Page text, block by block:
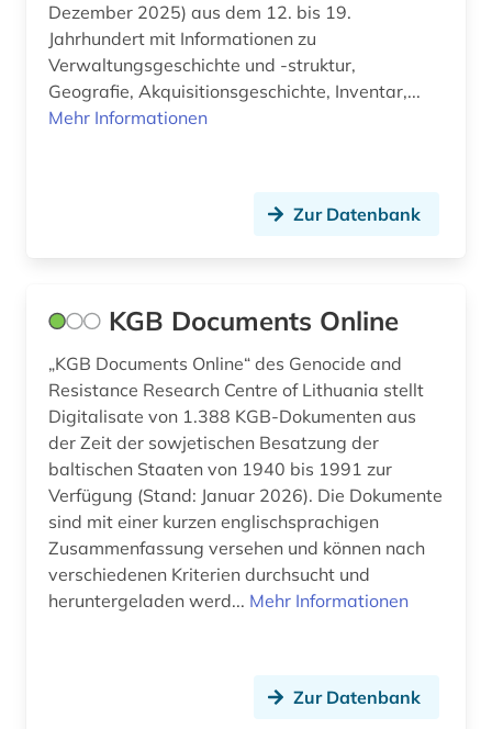
Dezember 2025) aus dem 12. bis 19.
Jahrhundert mit Informationen zu
Verwaltungsgeschichte und -struktur,
Geografie, Akquisitionsgeschichte, Inventar,...
Mehr Informationen
Zur Datenbank
KGB Documents Online
„KGB Documents Online“ des Genocide and
Resistance Research Centre of Lithuania stellt
Digitalisate von 1.388 KGB-Dokumenten aus
der Zeit der sowjetischen Besatzung der
baltischen Staaten von 1940 bis 1991 zur
Verfügung (Stand: Januar 2026). Die Dokumente
sind mit einer kurzen englischsprachigen
Zusammenfassung versehen und können nach
verschiedenen Kriterien durchsucht und
heruntergeladen werd... Mehr Informationen
Zur Datenbank